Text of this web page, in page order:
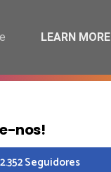
CALENDÁRIO
nos!
Seguidores
LEARN MORE